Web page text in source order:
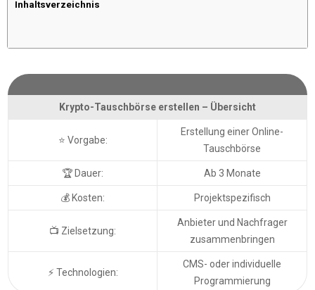
Inhaltsverzeichnis
Krypto-Tauschbörse erstellen – Übersicht
⭐ Vorgabe:
Erstellung einer Online-
Tauschbörse
🏆 Dauer: Ab 3 Monate
💰 Kosten: Projektspezifisch
📺 Zielsetzung:
Anbieter und Nachfrager
zusammenbringen
⚡ Technologien:
CMS- oder individuelle
Programmierung